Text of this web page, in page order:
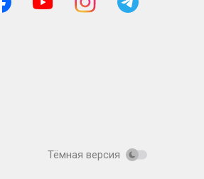
Тёмная версия